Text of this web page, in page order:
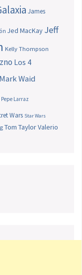
James
Jed MacKay Jeff
Kelly Thompson
Los 4
Mark Waid
Pepe Larraz
Wars Star Wars
Tom TaylorValerio